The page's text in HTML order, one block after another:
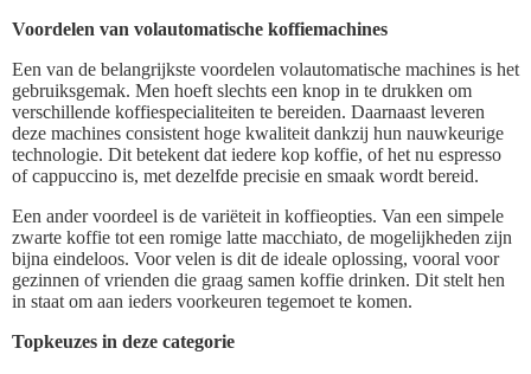
Voordelen van volautomatische koffiemachines
Een van de belangrijkste voordelen volautomatische machines is het
gebruiksgemak. Men hoeft slechts een knop in te drukken om
verschillende koffiespecialiteiten te bereiden. Daarnaast leveren
deze machines consistent hoge kwaliteit dankzij hun nauwkeurige
technologie. Dit betekent dat iedere kop koffie, of het nu espresso
of cappuccino is, met dezelfde precisie en smaak wordt bereid.
Een ander voordeel is de variëteit in koffieopties. Van een simpele
zwarte koffie tot een romige latte macchiato, de mogelijkheden zijn
bijna eindeloos. Voor velen is dit de ideale oplossing, vooral voor
gezinnen of vrienden die graag samen koffie drinken. Dit stelt hen
in staat om aan ieders voorkeuren tegemoet te komen.
Topkeuzes in deze categorie